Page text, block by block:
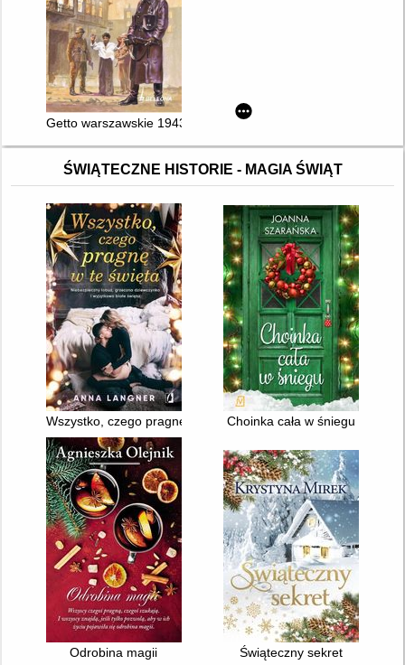
Getto warszawskie 1943
ŚWIĄTECZNE HISTORIE - MAGIA ŚWIĄT
Wszystko, czego pragnę w te świętaChoinka cała w śniegu
Odrobina magii Świąteczny sekret